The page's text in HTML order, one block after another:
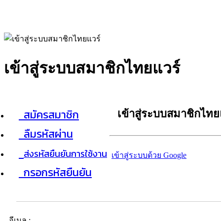
เข้าสู่ระบบสมาชิกไทยแวร์
สมัครสมาชิก
ลืมรหัสผ่าน
ส่งรหัสยืนยันการใช้งาน
กรอกรหัสยืนยัน
เข้าสู่ระบบสมาชิกไท
เข้าสู่ระบบด้วย Google